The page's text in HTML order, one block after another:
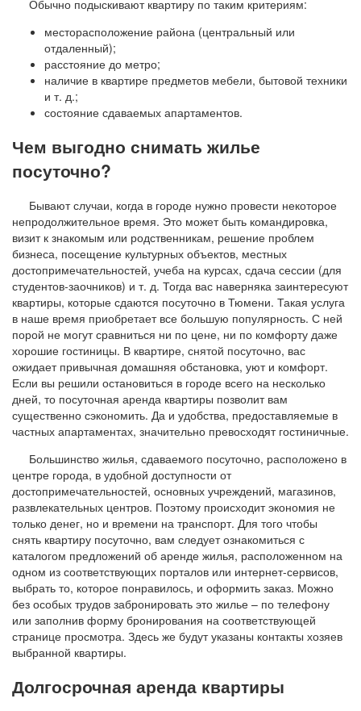
Обычно подыскивают квартиру по таким критериям:
месторасположение района (центральный или
отдаленный);
расстояние до метро;
наличие в квартире предметов мебели, бытовой техники
и т. д.;
состояние сдаваемых апартаментов.
Чем выгодно снимать жилье
посуточно?
Бывают случаи, когда в городе нужно провести некоторое
непродолжительное время. Это может быть командировка,
визит к знакомым или родственникам, решение проблем
бизнеса, посещение культурных объектов, местных
достопримечательностей, учеба на курсах, сдача сессии (для
студентов-заочников) и т. д. Тогда вас наверняка заинтересуют
квартиры, которые сдаются посуточно в Тюмени. Такая услуга
в наше время приобретает все большую популярность. С ней
порой не могут сравниться ни по цене, ни по комфорту даже
хорошие гостиницы. В квартире, снятой посуточно, вас
ожидает привычная домашняя обстановка, уют и комфорт.
Если вы решили остановиться в городе всего на несколько
дней, то посуточная аренда квартиры позволит вам
существенно сэкономить. Да и удобства, предоставляемые в
частных апартаментах, значительно превосходят гостиничные.
Большинство жилья, сдаваемого посуточно, расположено в
центре города, в удобной доступности от
достопримечательностей, основных учреждений, магазинов,
развлекательных центров. Поэтому происходит экономия не
только денег, но и времени на транспорт. Для того чтобы
снять квартиру посуточно, вам следует ознакомиться с
каталогом предложений об аренде жилья, расположенном на
одном из соответствующих порталов или интернет-сервисов,
выбрать то, которое понравилось, и оформить заказ. Можно
без особых трудов забронировать это жилье – по телефону
или заполнив форму бронирования на соответствующей
странице просмотра. Здесь же будут указаны контакты хозяев
выбранной квартиры.
Долгосрочная аренда квартиры